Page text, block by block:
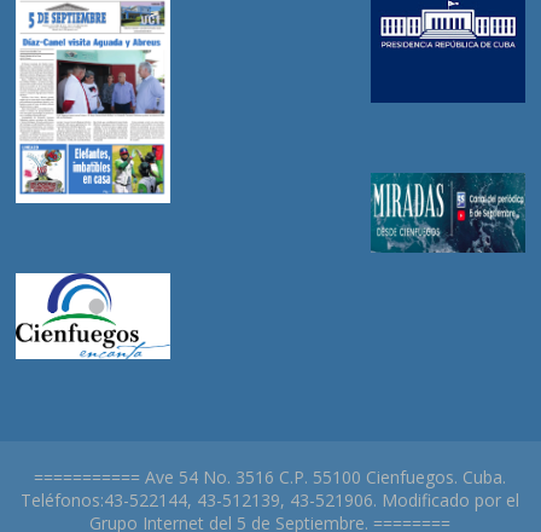
=========== Ave 54 No. 3516 C.P. 55100 Cienfuegos. Cuba.
Teléfonos:43-522144, 43-512139, 43-521906. Modificado por el
Grupo Internet del 5 de Septiembre. ========